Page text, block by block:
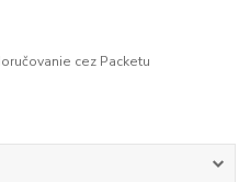
cez Packetu